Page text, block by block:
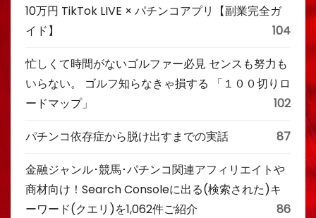
10万円 TikTok LIVE × パチンコアプリ【副業完全ガ
イド】
104
忙しくて時間がないゴルファー必見 センスも努力も
いらない。 ゴルフ知らなきゃ損する 「１００切りロ
ードマップ」
102
パチンコ依存症から脱け出すまでの実話 87
金融ジャンル･競馬･パチンコ関連アフィリエイトや
商材向け！Search Consoleに出る(検索された)キ
ーワード(クエリ)を1,062件ご紹介
86